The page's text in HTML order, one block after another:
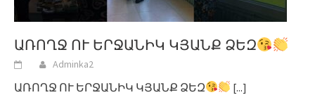
ԱՌՈՂՋ ՈՒ ԵՐՋԱՆԻԿ ԿՅԱՆՔ ՁԵԶ
Adminka2
ԱՌՈՂՋ ՈՒ ԵՐՋԱՆԻԿ ԿՅԱՆՔ ՁԵԶ [...]